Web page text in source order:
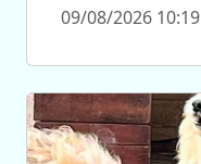
09/08/2026 10:19